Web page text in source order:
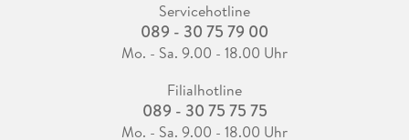
Servicehotline
089 - 30 75 79 00
Mo. - Sa. 9.00 - 18.00 Uhr
Filialhotline
089 - 30 75 75 75
Mo. - Sa. 9.00 - 18.00 Uhr